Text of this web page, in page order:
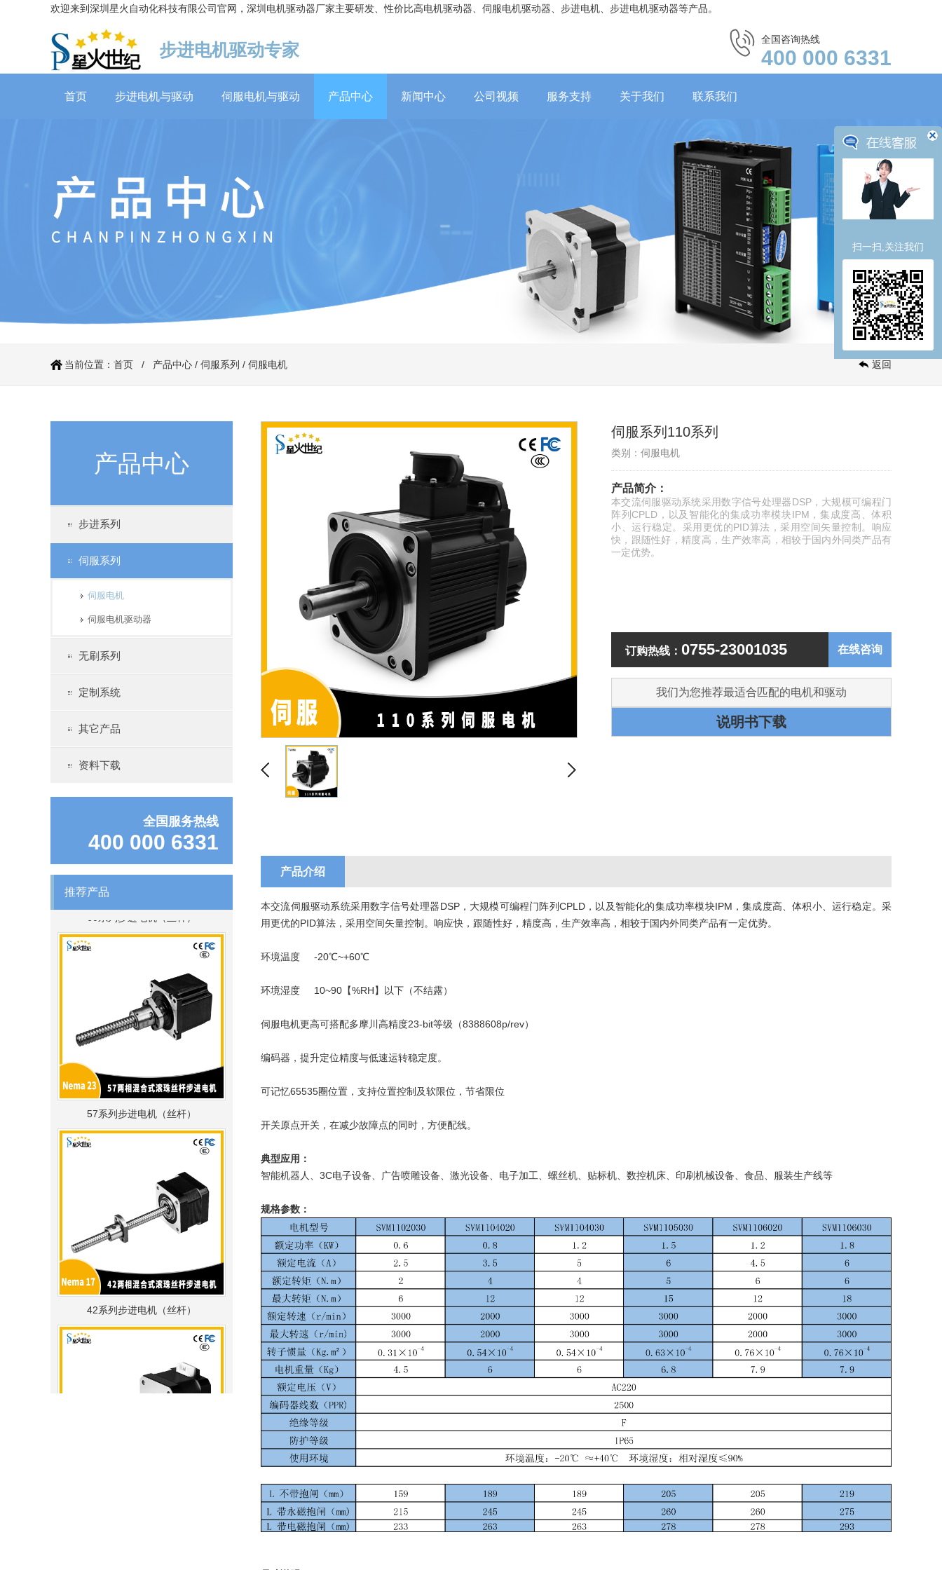
欢迎来到深圳星火自动化科技有限公司官网，深圳电机驱动器厂家主要研发、性价比高电机驱动器、伺服电机驱动器、步进电机、步进电机驱动器等产品。
步进电机驱动专家
全国咨询热线
400 000 6331
首页 步进电机与驱动 伺服电机与驱动 产品中心 新闻中心 公司视频 服务支持 关于我们 联系我们
返回
当前位置： 首页 / 产品中心 / 伺服系列 / 伺服电机
产品中心
步进系列
伺服系列
伺服电机
伺服电机驱动器
无刷系列
定制系统
其它产品
资料下载
全国服务热线
400 000 6331
推荐产品
伺服电机60系列（抱闸）
60系列步进电机（丝杆）
57系列步进电机（丝杆）
42系列步进电机（丝杆）
伺服系列110系列
类别：伺服电机
产品简介：
本交流伺服驱动系统采用数字信号处理器DSP，大规模可编程门
阵列CPLD，以及智能化的集成功率模块IPM，集成度高、体积
小、运行稳定。采用更优的PID算法，采用空间矢量控制。响应
快，跟随性好，精度高，生产效率高，相较于国内外同类产品有
一定优势。
在线咨询
订购热线： 0755-23001035
我们为您推荐最适合匹配的电机和驱动
说明书下载
产品介绍
本交流伺服驱动系统采用数字信号处理器DSP，大规模可编程门阵列CPLD，以及智能化的集成功率模块IPM，集成度高、体积小、运行稳定。采
用更优的PID算法，采用空间矢量控制。响应快，跟随性好，精度高，生产效率高，相较于国内外同类产品有一定优势。
环境温度 -20℃~+60℃
环境湿度 10~90【%RH】以下（不结露）
伺服电机更高可搭配多摩川高精度23-bit等级（8388608p/rev）
编码器，提升定位精度与低速运转稳定度。
可记忆65535圈位置，支持位置控制及软限位，节省限位
开关原点开关，在减少故障点的同时，方便配线。
典型应用：
智能机器人、3C电子设备、广告喷雕设备、激光设备、电子加工、螺丝机、贴标机、数控机床、印刷机械设备、食品、服装生产线等
规格参数：
扫一扫,关注我们